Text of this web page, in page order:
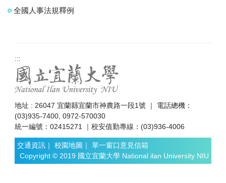
全國人事法規釋例
:::
地址 : 26047 宜蘭縣宜蘭市神農路一段1號 ｜ 電話總機：
(03)935-7400, 0972-570030
統一編號：02415271 ｜校安值勤專線：(03)936-4006
交通資訊 ｜ 校園地圖 ｜ 單一窗口意見信箱
Copyright © 2019 國立宜蘭大學 National ilan University NIU